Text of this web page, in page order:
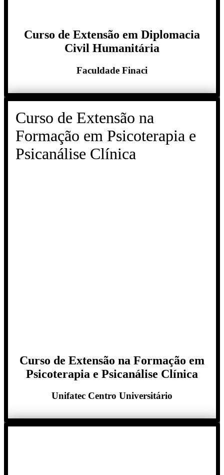
Curso de Extensão em Diplomacia
Civil Humanitária
Faculdade Finaci
Curso de Extensão na
Formação em Psicoterapia e
Psicanálise Clínica
Curso de Extensão na Formação em
Psicoterapia e Psicanálise Clínica
Unifatec Centro Universitário